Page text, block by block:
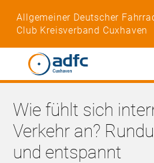
Allgemeiner Deutscher
Club Kreisverband Cuxhaven
Wie fühlt sich
Verkehr an?
und entspannt